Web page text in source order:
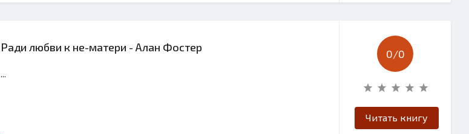
Ради любви к не-матери - Алан Фостер
...
0/0
Читать книгу